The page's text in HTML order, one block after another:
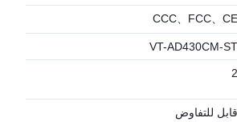
CCC、FCC、CE
VT-AD430CM-ST
2
قابل للتفاوض